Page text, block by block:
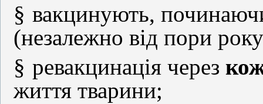
§ вакцинують,
(незалежно від пори
§ ревакцинація через
життя тварини;